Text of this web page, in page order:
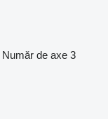
Număr de axe 3